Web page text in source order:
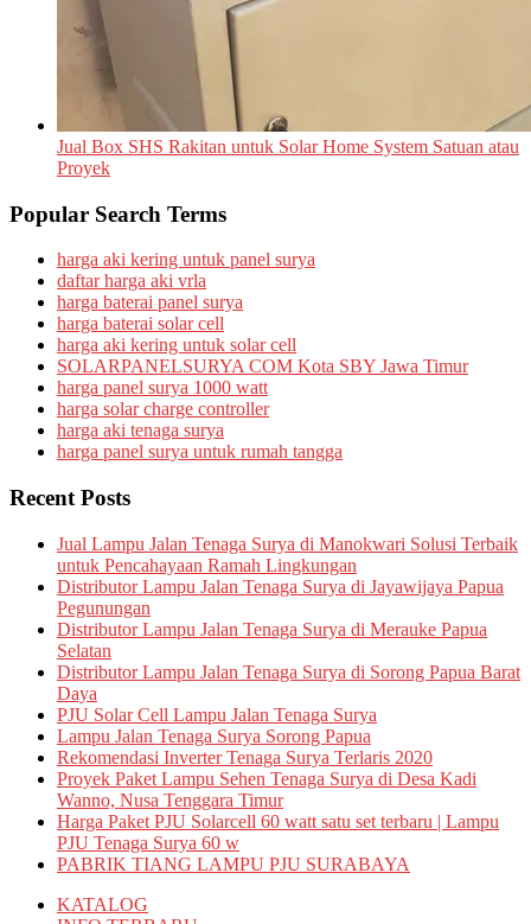
Jual Box SHS Rakitan untuk Solar Home System Satuan atau
Proyek
Popular Search Terms
harga aki kering untuk panel surya
daftar harga aki vrla
harga baterai panel surya
harga baterai solar cell
harga aki kering untuk solar cell
SOLARPANELSURYA COM Kota SBY Jawa Timur
harga panel surya 1000 watt
harga solar charge controller
harga aki tenaga surya
harga panel surya untuk rumah tangga
Recent Posts
Jual Lampu Jalan Tenaga Surya di Manokwari Solusi Terbaik
untuk Pencahayaan Ramah Lingkungan
Distributor Lampu Jalan Tenaga Surya di Jayawijaya Papua
Pegunungan
Distributor Lampu Jalan Tenaga Surya di Merauke Papua
Selatan
Distributor Lampu Jalan Tenaga Surya di Sorong Papua Barat
Daya
PJU Solar Cell Lampu Jalan Tenaga Surya
Lampu Jalan Tenaga Surya Sorong Papua
Rekomendasi Inverter Tenaga Surya Terlaris 2020
Proyek Paket Lampu Sehen Tenaga Surya di Desa Kadi
Wanno, Nusa Tenggara Timur
Harga Paket PJU Solarcell 60 watt satu set terbaru | Lampu
PJU Tenaga Surya 60 w
PABRIK TIANG LAMPU PJU SURABAYA
KATALOG